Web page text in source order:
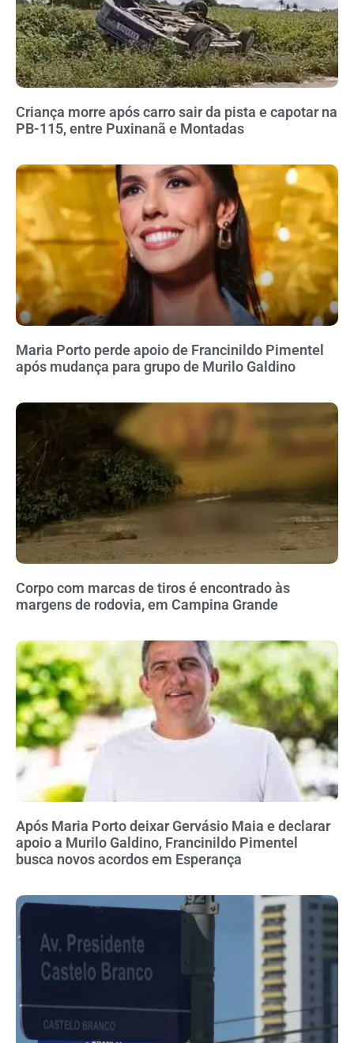
Criança morre após carro sair da pista e capotar na
PB-115, entre Puxinanã e Montadas
Maria Porto perde apoio de Francinildo Pimentel
após mudança para grupo de Murilo Galdino
Corpo com marcas de tiros é encontrado às
margens de rodovia, em Campina Grande
Após Maria Porto deixar Gervásio Maia e declarar
apoio a Murilo Galdino, Francinildo Pimentel
busca novos acordos em Esperança